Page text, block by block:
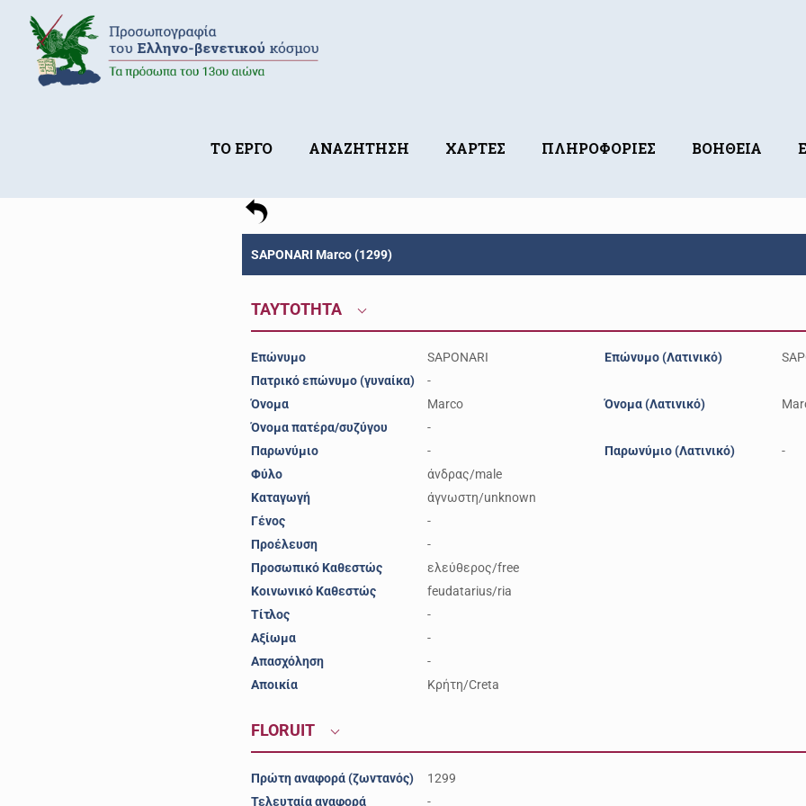
ΤΟ ΕΡΓΟ ΑΝΑΖΗΤΗΣΗ ΧΑΡΤΕΣ ΠΛΗΡΟΦΟΡΙΕΣ ΒΟΗΘΕΙΑ
SAPONARI Marco (1299)
ΤΑΥΤΟΤΗΤΑ
Επώνυμο
SAPONARI
Πατρικό επώνυμο (γυναίκα)
-
Όνομα
Marco
Όνομα πατέρα/συζύγου
-
Παρωνύμιο
-
Φύλο
άνδρας/male
Καταγωγή
άγνωστη/unknown
Γένος
-
Προέλευση
-
Προσωπικό Καθεστώς
ελεύθερος/free
Κοινωνικό Καθεστώς
feudatarius/ria
Τίτλος
-
Αξίωμα
-
Απασχόληση
-
Αποικία
Κρήτη/Creta
Επώνυμο (Λατινικό)
Όνομα (Λατινικό)
Παρωνύμιο (Λατινικό) -
FLORUIT
Πρώτη αναφορά (ζωντανός)
1299
Τελευταία αναφορά
-